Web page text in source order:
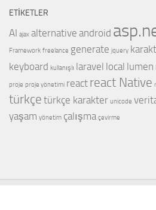
ETIKETLER
AI ajax alternative android
Framework freelance generate jquery
keyboard kullanışlı laravel local lumen
proje proje yönetimi react react Native
türkçe türkçe karakter unicode
yaşam yönetim çalışma çevirme